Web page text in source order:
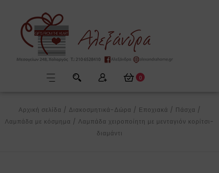
0
Αρχική σελίδα / Διακοσμητικά-Δώρα / Εποχιακά / Πάσχα /
Λαμπάδα με κόσμημα / Λαμπάδα χειροποίητη με μενταγιόν κορίτσι-
διαμάντι